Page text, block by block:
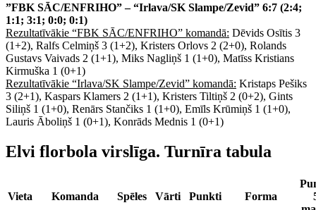
”FBK SĀC/ENFRIHO” – “Irlava/SK Slampe/Zevid” 6:7 (2:4;
1:1; 3:1; 0:0; 0:1)
Rezultatīvākie “FBK SĀC/ENFRIHO” komandā: Dēvids Osītis 3
(1+2), Ralfs Celmiņš 3 (1+2), Kristers Orlovs 2 (2+0), Rolands
Gustavs Vaivads 2 (1+1), Miks Nagliņš 1 (1+0), Matīss Kristians
Kirmuška 1 (0+1)
Rezultatīvākie “Irlava/SK Slampe/Zevid” komandā: Kristaps Pešiks
3 (2+1), Kaspars Klamers 2 (1+1), Kristers Tiltiņš 2 (0+2), Gints
Siliņš 1 (1+0), Renārs Stančiks 1 (1+0), Emīls Krūmiņš 1 (1+0),
Lauris Āboliņš 1 (0+1), Konrāds Mednis 1 (0+1)
Elvi florbola virslīga. Turnīra tabula
Vieta Komanda Spēles Vārti Punkti Forma